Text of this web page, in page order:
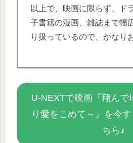
以上で、映画に限らず、ド
子書籍の漫画、雑誌まで幅
り扱っているので、かなり
U-NEXTで映画『翔んで
り愛をこめて～』を今
ちら♪